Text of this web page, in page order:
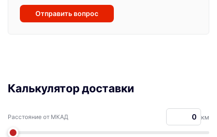
Отправить вопрос
Калькулятор доставки
Расстояние от МКАД км